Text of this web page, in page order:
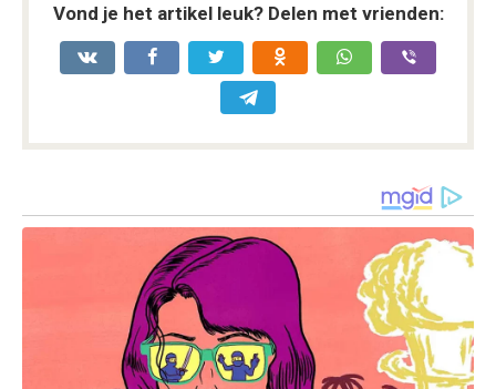
Vond je het artikel leuk? Delen met vrienden: